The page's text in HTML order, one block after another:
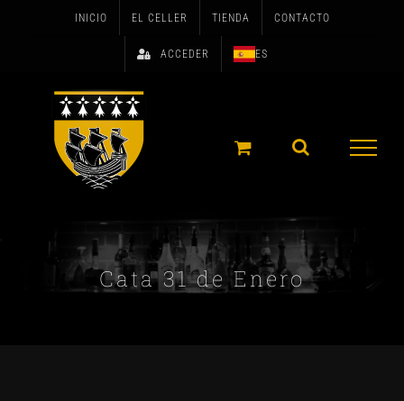
INICIO EL CELLER TIENDA CONTACTO
ACCEDER ES
Cata 31 de Enero